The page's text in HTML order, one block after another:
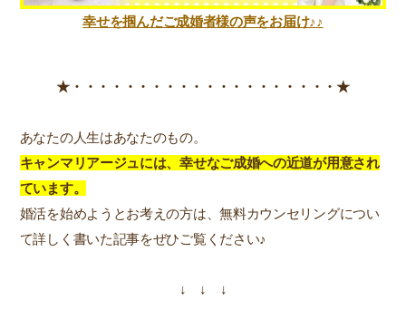
幸せを掴んだご成婚者様の声をお届け♪♪
★・・・・・・・・・・・・・・・・・・・・★
あなたの人生はあなたのもの。
キャンマリアージュには、幸せなご成婚への近道が用意され
ています。
婚活を始めようとお考えの方は、無料カウンセリングについ
て詳しく書いた記事をぜひご覧ください♪
↓ ↓ ↓